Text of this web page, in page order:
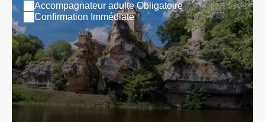
Accompagnateur adulte Obligatoire
Confirmation Immédiate